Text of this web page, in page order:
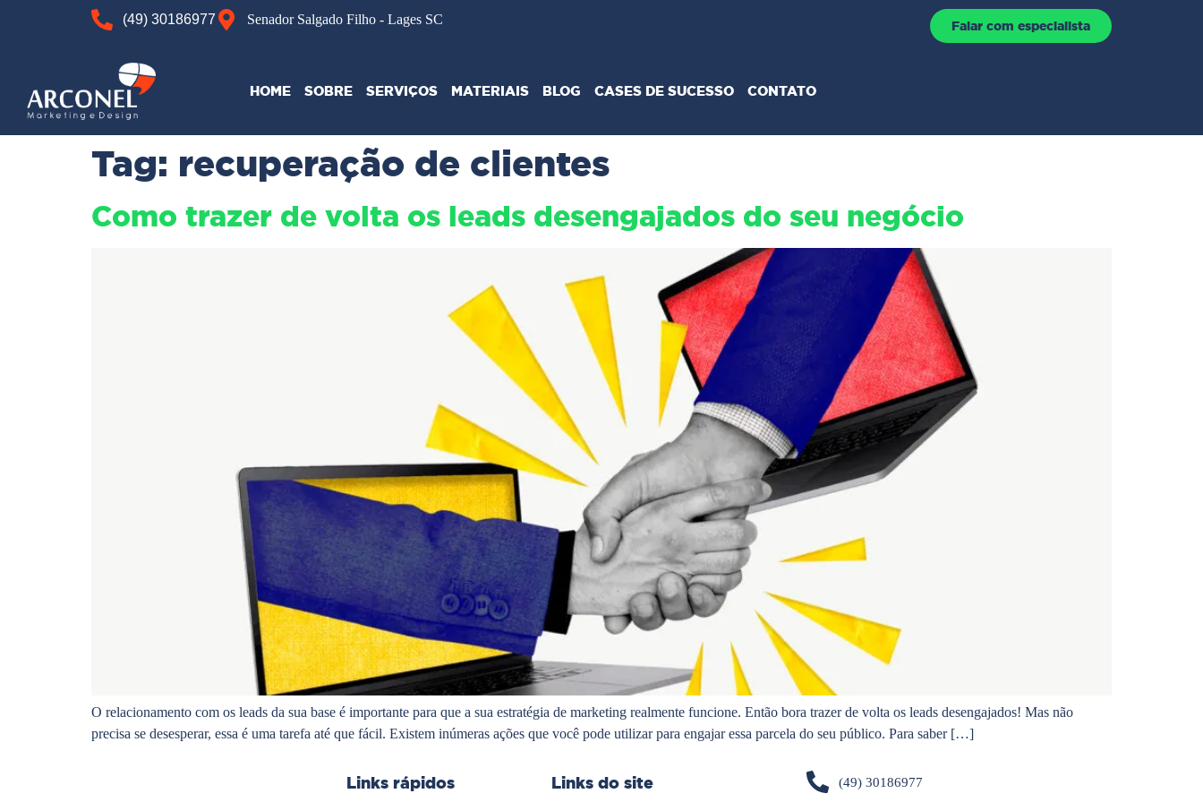
(49) 30186977 Senador Salgado Filho - Lages SC Falar com especialista
HOME SOBRE SERVIÇOS MATERIAIS BLOG CASES DE SUCESSO CONTATO
Tag: recuperação de clientes
Como trazer de volta os leads desengajados do seu negócio
O relacionamento com os leads da sua base é importante para que a sua estratégia de marketing realmente funcione. Então bora trazer de volta os leads desengajados! Mas não
precisa se desesperar, essa é uma tarefa até que fácil. Existem inúmeras ações que você pode utilizar para engajar essa parcela do seu público. Para saber […]
Links rápidos Links do site (49) 30186977